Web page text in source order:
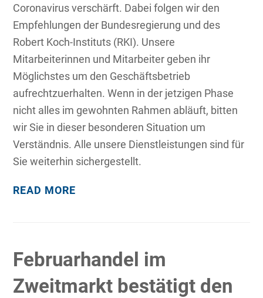
Coronavirus verschärft. Dabei folgen wir den
Empfehlungen der Bundesregierung und des
Robert Koch-Instituts (RKI). Unsere
Mitarbeiterinnen und Mitarbeiter geben ihr
Möglichstes um den Geschäftsbetrieb
aufrechtzuerhalten. Wenn in der jetzigen Phase
nicht alles im gewohnten Rahmen abläuft, bitten
wir Sie in dieser besonderen Situation um
Verständnis. Alle unsere Dienstleistungen sind für
Sie weiterhin sichergestellt.
READ MORE
Februarhandel im
Zweitmarkt bestätigt den